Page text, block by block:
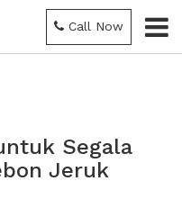
Call Now
Segala
Jeruk